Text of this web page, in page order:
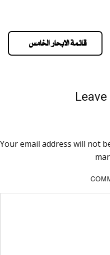
قائمة الابحار الخامس
Your email address will not